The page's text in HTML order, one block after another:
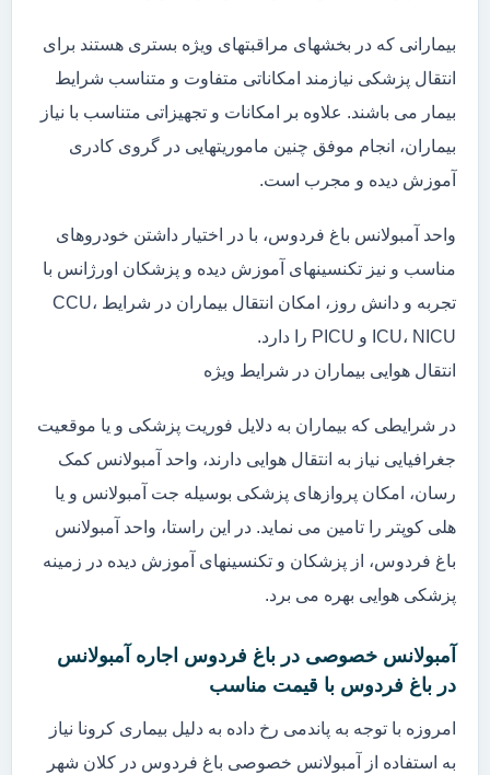
بیمارانی که در بخشهای مراقبتهای ویژه بستری هستند برای
انتقال پزشکی نیازمند امکاناتی متفاوت و متناسب شرایط
بیمار می باشند. علاوه بر امکانات و تجهیزاتی متناسب با نیاز
بیماران، انجام موفق چنین ماموریتهایی در گروی کادری
آموزش دیده و مجرب است.
واحد آمبولانس باغ فردوس، با در اختیار داشتن خودروهای
مناسب و نیز تکنسینهای آموزش دیده و پزشکان اورژانس با
تجربه و دانش روز، امکان انتقال بیماران در شرایط CCU،
ICU، NICU و PICU را دارد.
انتقال هوایی بیماران در شرایط ویژه
در شرایطی که بیماران به دلایل فوریت پزشکی و یا موقعیت
جغرافیایی نیاز به انتقال هوایی دارند، واحد آمبولانس کمک
رسان، امکان پروازهای پزشکی بوسیله جت آمبولانس و یا
هلی کوپتر را تامین می نماید. در این راستا، واحد آمبولانس
باغ فردوس، از پزشکان و تکنسینهای آموزش دیده در زمینه
پزشکی هوایی بهره می برد.
آمبولانس خصوصی در باغ فردوس اجاره آمبولانس
در باغ فردوس با قیمت مناسب
امروزه با توجه به پاندمی رخ داده به دلیل بیماری کرونا نیاز
به استفاده از آمبولانس خصوصی باغ فردوس در کلان شهر